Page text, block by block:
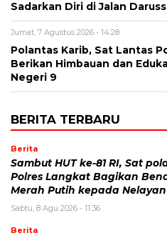
Sadarkan Diri di Jalan
Jumat, 7 Agustus 2026 - 14:28
Polantas Karib, Sat Lantas
Berikan Himbauan dan
Negeri 9
BERITA TERBARU
Berita
Sambut HUT ke-81 RI, Sat
Polres Langkat Bagikan
Merah Putih kepada Nelayan
Sabtu, 8 Agu 2026 - 11:36
Berita